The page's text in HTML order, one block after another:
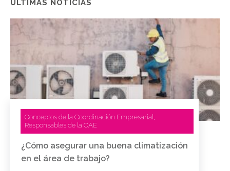
ÚLTIMAS NOTICIAS
Conceptos de la Coordinación Empresarial ,
Responsables de la CAE
¿Cómo asegurar una buena climatización
en el área de trabajo?